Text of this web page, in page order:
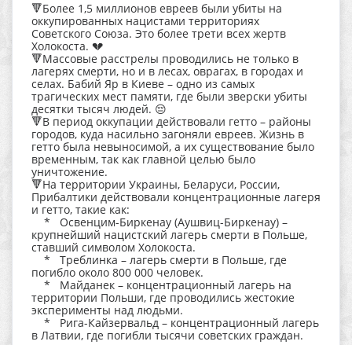
🔻Более 1,5 миллионов евреев были убиты на
оккупированных нацистами территориях
Советского Союза. Это более трети всех жертв
Холокоста. 💔
🔻Массовые расстрелы проводились не только в
лагерях смерти, но и в лесах, оврагах, в городах и
селах. Бабий Яр в Киеве – одно из самых
трагических мест памяти, где были зверски убиты
десятки тысяч людей. 😔
🔻В период оккупации действовали гетто – районы
городов, куда насильно загоняли евреев. Жизнь в
гетто была невыносимой, а их существование было
временным, так как главной целью было
уничтожение.
🔻На территории Украины, Беларуси, России,
Прибалтики действовали концентрационные лагеря
и гетто, такие как:
* Освенцим-Биркенау (Аушвиц-Биркенау) –
крупнейший нацистский лагерь смерти в Польше,
ставший символом Холокоста.
* Треблинка – лагерь смерти в Польше, где
погибло около 800 000 человек.
* Майданек – концентрационный лагерь на
территории Польши, где проводились жестокие
эксперименты над людьми.
* Рига-Кайзервальд – концентрационный лагерь
в Латвии, где погибли тысячи советских граждан.